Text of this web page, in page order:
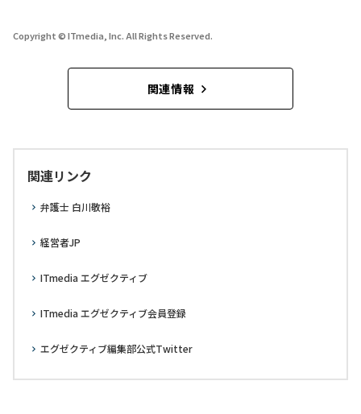
Copyright © ITmedia, Inc. All Rights Reserved.
関連情報
関連リンク
弁護士 白川敬裕
経営者JP
ITmedia エグゼクティブ
ITmedia エグゼクティブ会員登録
エグゼクティブ編集部公式Twitter